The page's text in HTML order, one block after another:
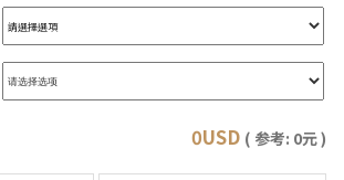
0USD ( 参考: 0元 )